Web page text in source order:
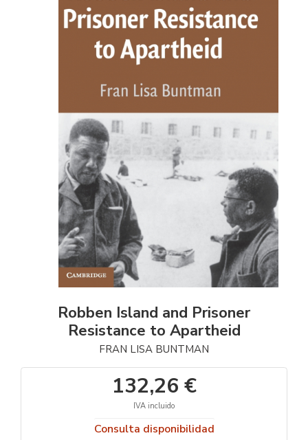
Robben Island and Prisoner
Resistance to Apartheid
FRAN LISA BUNTMAN
132,26 €
IVA incluido
Consulta disponibilidad